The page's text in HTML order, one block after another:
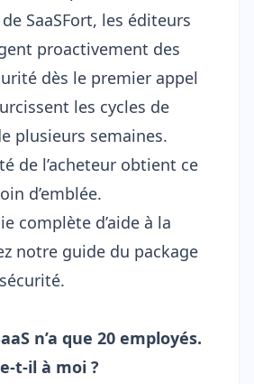
de SaaSFort, les éditeurs
proactivement des
dès le premier appel
les cycles de
plusieurs semaines.
de l’acheteur obtient ce
d’emblée.
complète d’aide à la
notre guide du package
.
n’a que 20 employés.
t-il à moi ?